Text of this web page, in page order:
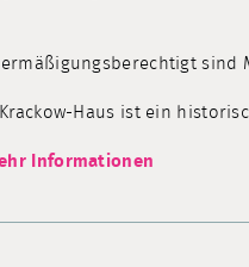
sind
Haus ist ein
Informationen